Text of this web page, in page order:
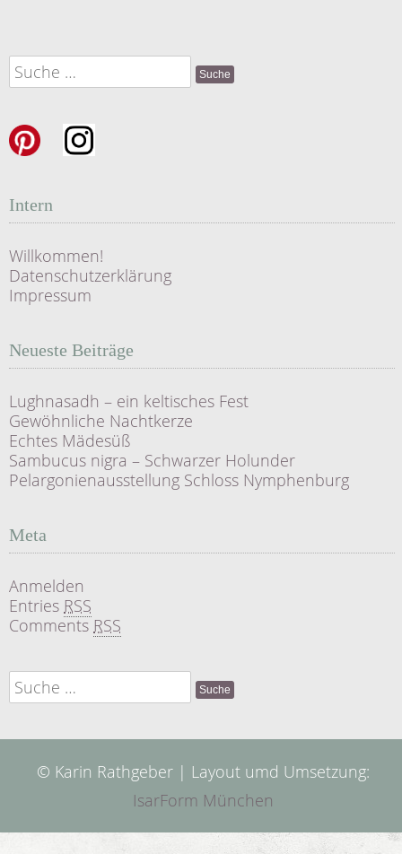
Suche
nach:
Intern
Willkommen!
Datenschutzerklärung
Impressum
Neueste Beiträge
Lughnasadh – ein keltisches Fest
Gewöhnliche Nachtkerze
Echtes Mädesüß
Sambucus nigra – Schwarzer Holunder
Pelargonienausstellung Schloss Nymphenburg
Meta
Anmelden
Entries RSS
Comments RSS
Suche
nach:
© Karin Rathgeber | Layout umd Umsetzung:
IsarForm München